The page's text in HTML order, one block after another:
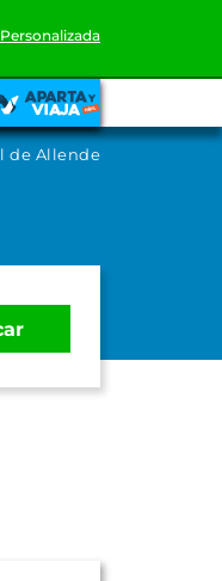
de Allende